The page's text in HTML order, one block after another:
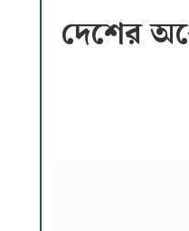
দেশের